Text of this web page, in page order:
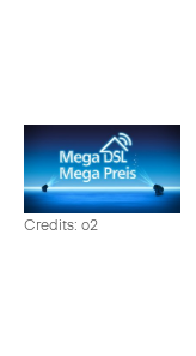
Credits: o2